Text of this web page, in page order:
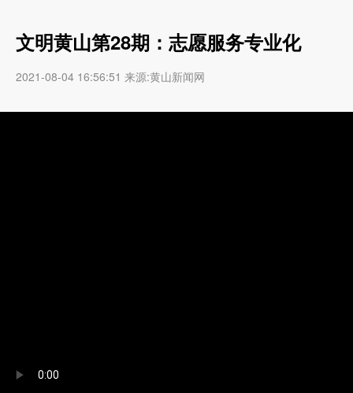
文明黄山第28期：志愿服务专业化
2021-08-04 16:56:51 来源:黄山新闻网